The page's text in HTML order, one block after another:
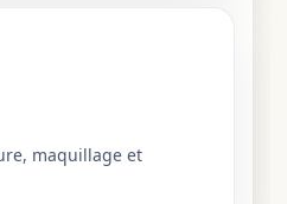
maquillage et